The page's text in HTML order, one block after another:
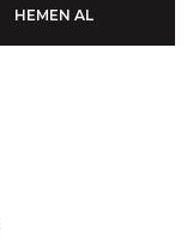
HEMEN AL